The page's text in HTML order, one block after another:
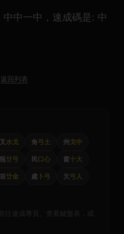
中中一中，速成碼是: 中
返回列表
叉 水戈 角弓土 州 戈中
瓶廿弓 民口心 窗十大
並廿金 處 卜弓 欠弓人
往速成專頁、查看鍵盤表，或